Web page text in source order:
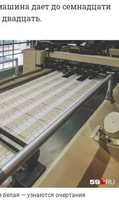
дает до семнадцати
— узнаются очертания